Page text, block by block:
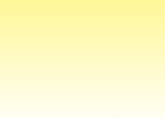
aguardam apreciação da